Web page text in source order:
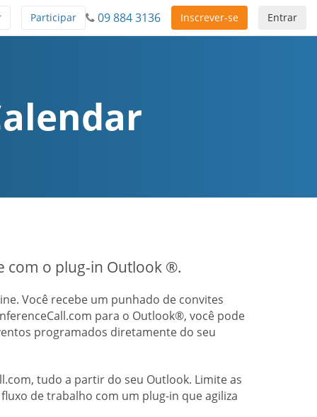
Entrar
Inscrever-se
09 884 3136
Participar
com o plug-in Outlook ®.
Você recebe um punhado de convites
para o Outlook®, você pode
programados diretamente do seu
tudo a partir do seu Outlook. Limite as
de trabalho com um plug-in que agiliza